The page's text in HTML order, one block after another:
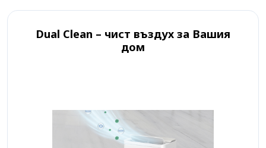
Dual Clean – чист въздух за Вашия
дом